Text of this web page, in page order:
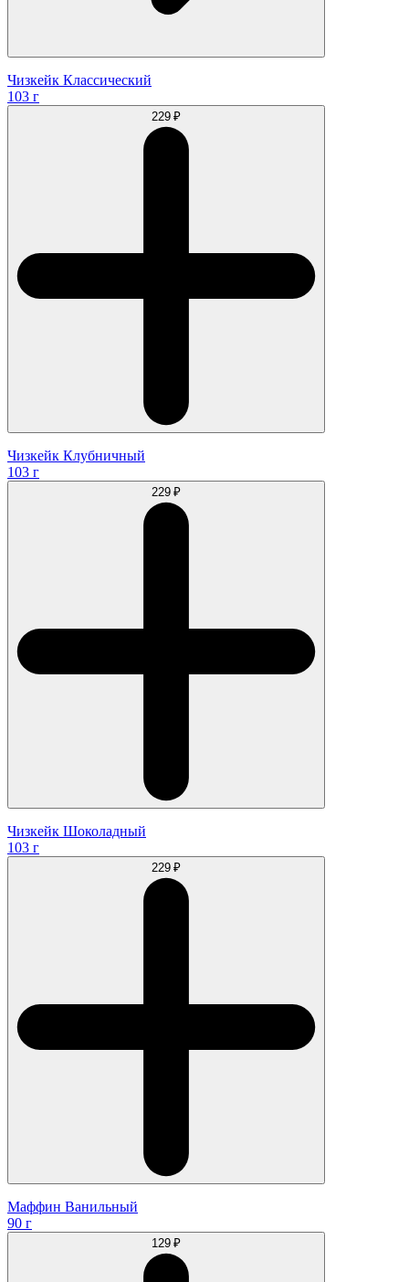
Чизкейк Классический
103 г
229 ₽
Чизкейк Клубничный
103 г
229 ₽
Чизкейк Шоколадный
103 г
229 ₽
Маффин Ванильный
90 г
129 ₽